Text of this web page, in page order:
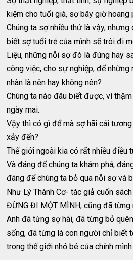
kiệm cho tuổi già, sợ bây giờ hoang
Chúng ta sợ nhiều thứ là vậy,
biết sợ tuổi trẻ của mình sẽ trôi đi
Liệu, những nỗi sợ đó là đúng hay
công việc, cho sự nghiệp, để những
nhàn là nên hay không nên?
Chúng ta nào đâu biết được, vì
ngày mai.
Vậy thì có gì để mà sợ hãi cái
xảy đến?
Thế giới ngoài kia có rất nhiều điều
Và đáng để chúng ta khám phá,
đáng để chúng ta bỏ qua nỗi sợ và
Như Lý Thành Cơ- tác giả cuốn sách
ĐỪNG ĐI MỘT MÌNH, cũng đã từng
Anh đã từng sợ hãi, đã từng bỏ
sống, đã từng là con người chỉ biết
trong thế giới nhỏ bé của chính